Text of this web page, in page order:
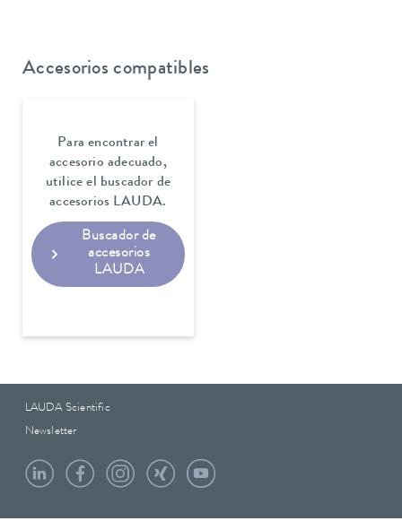
Accesorios compatibles
Para encontrar el
accesorio adecuado,
utilice el buscador de
accesorios LAUDA.
Buscador de
accesorios
LAUDA
LAUDA Scientific
Newsletter